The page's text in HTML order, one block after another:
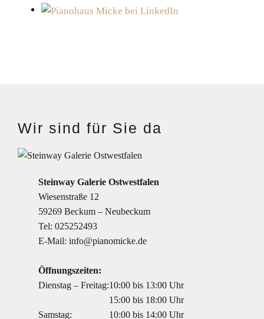
Wir sind für Sie da
Steinway Galerie Ostwestfalen
Wiesenstraße 12
59269 Beckum – Neubeckum
Tel: 025252493
E-Mail: info@pianomicke.de
Öffnungszeiten:
Dienstag – Freitag:10:00 bis 13:00 Uhr
15:00 bis 18:00 Uhr
Samstag:
10:00 bis 14:00 Uhr